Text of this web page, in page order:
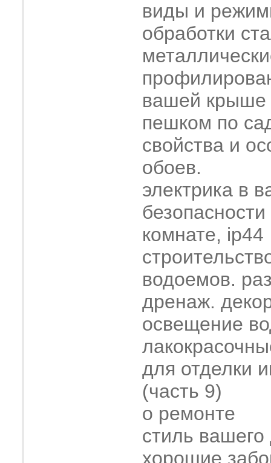
виды и
обработки
вашей крыше
пешком по
свойства и
обоев.
электрика в
комнате, ip44
водоемов.
дренаж.
освещение
для отделки
(часть 9)
о ремонте
стиль
хорошие